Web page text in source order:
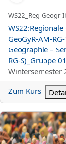
Kurzer Kursname
WS22_Reg-Geogr-
Kursname
GeoGyR-AM-
Geographie –
RG-S)_Gruppe
Kursbereich
Wintersemester
Zum Kurs
WS22:Aktuelle